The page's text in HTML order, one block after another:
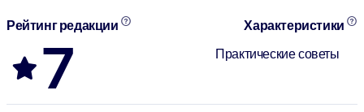
Рейтинг редакции
7
Характеристики
Практические советы